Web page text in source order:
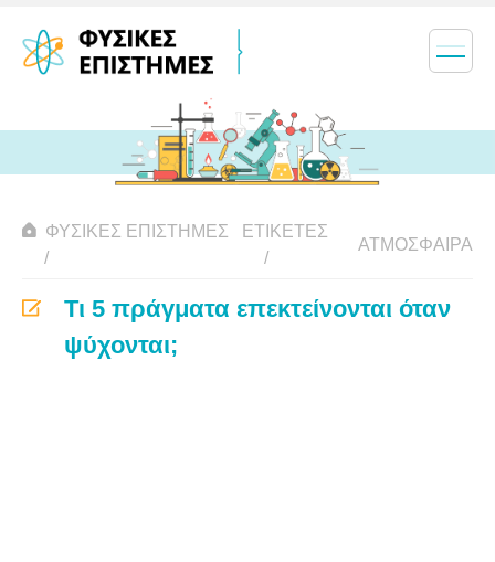
ΦΥΣΙΚΈΣ ΕΠΙΣΤΉΜΕΣ ΕΤΙΚΈΤΕΣ
ΑΤΜΌΣΦΑΙΡΑ
Τι 5 πράγματα επεκτείνονται όταν
ψύχονται;